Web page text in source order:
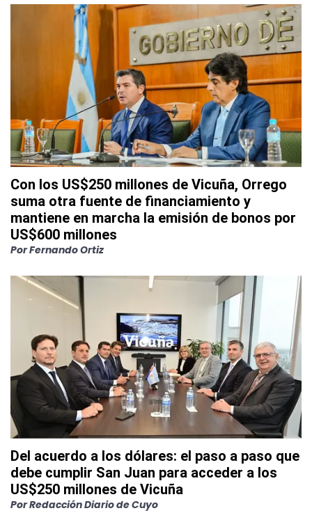
Con los US$250 millones de Vicuña, Orrego
suma otra fuente de financiamiento y
mantiene en marcha la emisión de bonos por
US$600 millones
PorFernando Ortiz
Del acuerdo a los dólares: el paso a paso que
debe cumplir San Juan para acceder a los
US$250 millones de Vicuña
PorRedacción Diario de Cuyo